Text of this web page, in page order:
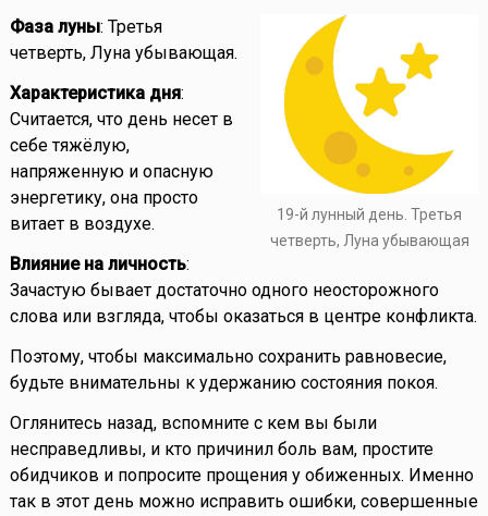
19-й лунный день. Третья
четверть, Луна убывающая
Фаза луны: Третья
четверть, Луна убывающая.
Характеристика дня:
Считается, что день несет в
себе тяжёлую,
напряженную и опасную
энергетику, она просто
витает в воздухе.
Влияние на личность:
Зачастую бывает достаточно одного неосторожного
слова или взгляда, чтобы оказаться в центре конфликта.
Поэтому, чтобы максимально сохранить равновесие,
будьте внимательны к удержанию состояния покоя.
Оглянитесь назад, вспомните с кем вы были
несправедливы, и кто причинил боль вам, простите
обидчиков и попросите прощения у обиженных. Именно
так в этот день можно исправить ошибки, совершенные